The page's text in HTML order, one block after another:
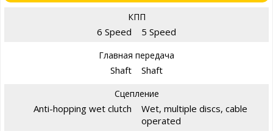
КПП
6 Speed 5 Speed
Главная передача
Shaft Shaft
Сцепление
Anti-hopping wet clutch
Wet, multiple discs, cable
operated